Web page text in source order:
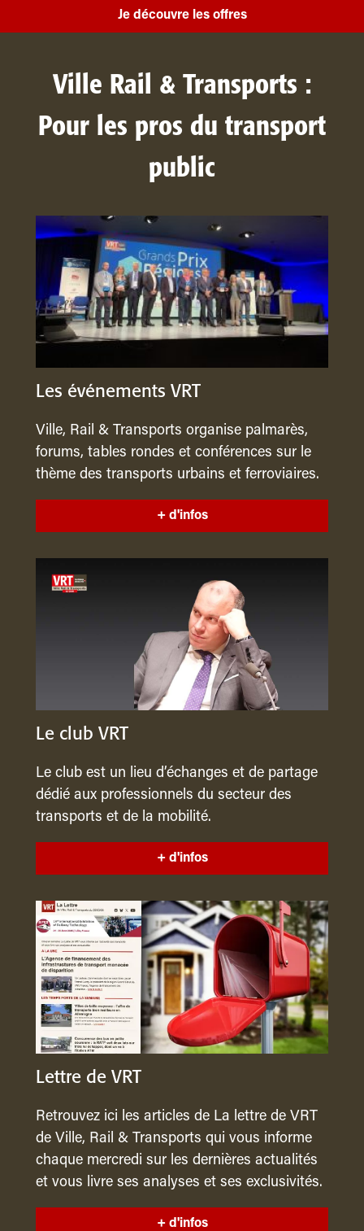
Je découvre les offres
Ville Rail & Transports :
Pour les pros du transport
public
Les événements VRT
Ville, Rail & Transports organise palmarès,
forums, tables rondes et conférences sur le
thème des transports urbains et ferroviaires.
+ d'infos
Le club VRT
Le club est un lieu d’échanges et de partage
dédié aux professionnels du secteur des
transports et de la mobilité.
+ d'infos
Lettre de VRT
Retrouvez ici les articles de La lettre de VRT
de Ville, Rail & Transports qui vous informe
chaque mercredi sur les dernières actualités
et vous livre ses analyses et ses exclusivités.
+ d'infos